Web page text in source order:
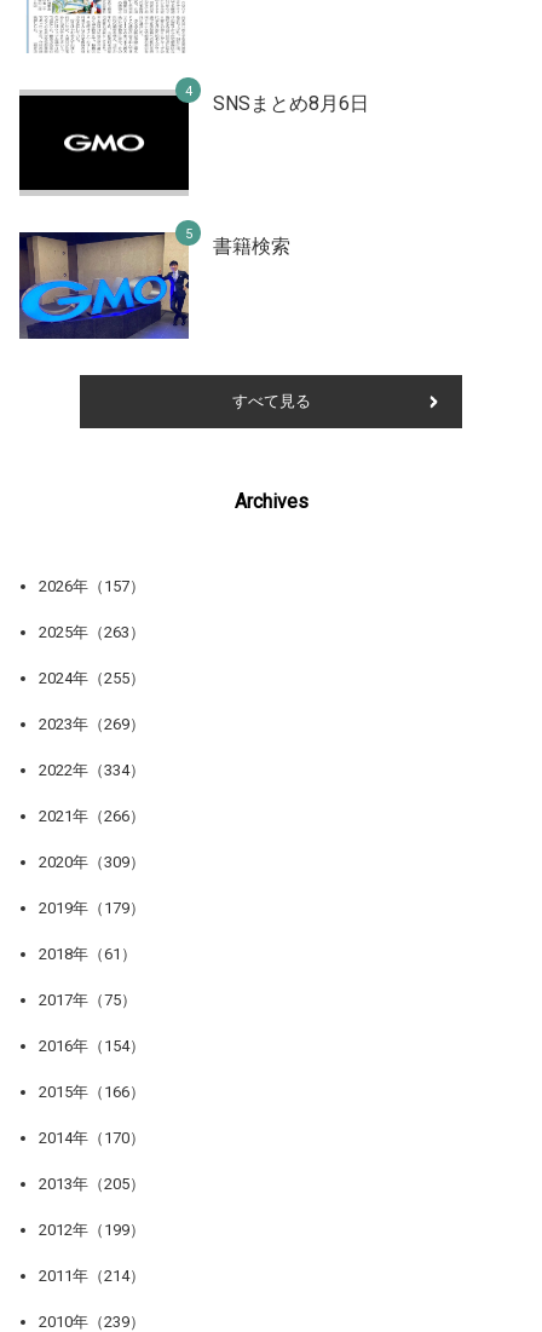
SNSまとめ8月6日
書籍検索
すべて見る
Archives
2026年（157）
2025年（263）
2024年（255）
2023年（269）
2022年（334）
2021年（266）
2020年（309）
2019年（179）
2018年（61）
2017年（75）
2016年（154）
2015年（166）
2014年（170）
2013年（205）
2012年（199）
2011年（214）
2010年（239）